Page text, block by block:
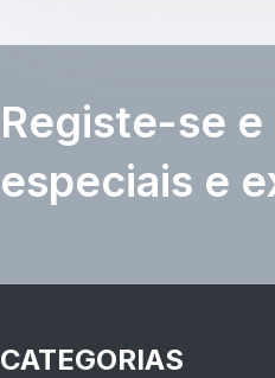
Registe-se
especiais e
CATEGORIAS